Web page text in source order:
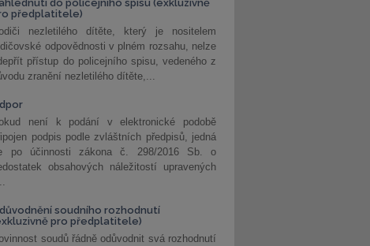
do policejního spisu (exkluzivně
předplatitele)
nezletilého dítěte, který je nositelem
odpovědnosti v plném rozsahu, nelze
přístup do policejního spisu, vedeného z
zranění nezletilého dítěte,...
není k podání v elektronické podobě
podpis podle zvláštních předpisů, jedná
po účinnosti zákona č. 298/2016 Sb. o
obsahových náležitostí upravených
soudního rozhodnutí
pro předplatitele)
soudů řádně odůvodnit svá rozhodnutí